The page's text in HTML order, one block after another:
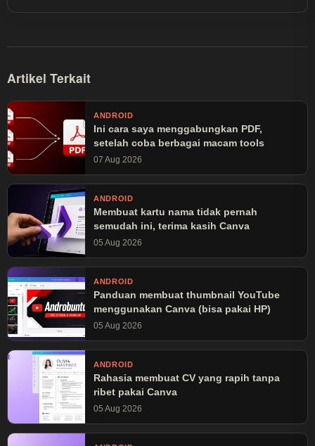
Artikel Terkait
ANDROID
Ini cara saya menggabungkan PDF,
setelah coba berbagai macam tools
07 Aug 2026
ANDROID
Membuat kartu nama tidak pernah
semudah ini, terima kasih Canva
05 Aug 2026
ANDROID
Panduan membuat thumbnail YouTube
menggunakan Canva (bisa pakai HP)
05 Aug 2026
ANDROID
Rahasia membuat CV yang rapih tanpa
ribet pakai Canva
05 Aug 2026